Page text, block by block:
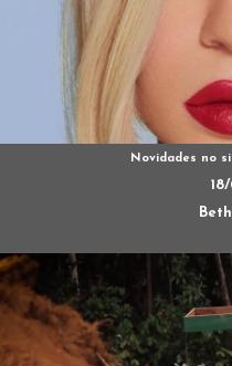
Novidades no